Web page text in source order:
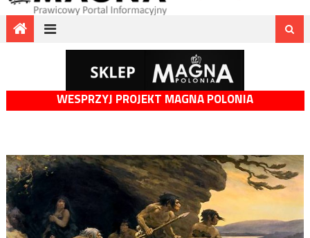
WESPRZYJ PROJEKT MAGNA POLONIA